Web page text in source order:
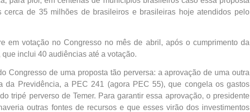
cerca de 35 milhões de brasileiros e brasileiras hoje atendidos pelo
em votação no Congresso no mês de abril, após o cumprimento da
inclui 40 audiências até a votação.
Congresso de uma proposta tão perversa: a aprovação de uma outra
da Previdência, a PEC 241 (agora PEC 55), que congela os gastos
tripé perverso de Temer. Para garantir essa aprovação, o presidente
outras fontes de recursos e que esses virão dos investimentos